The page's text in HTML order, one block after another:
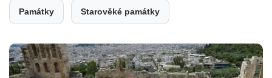
Památky Starověké památky